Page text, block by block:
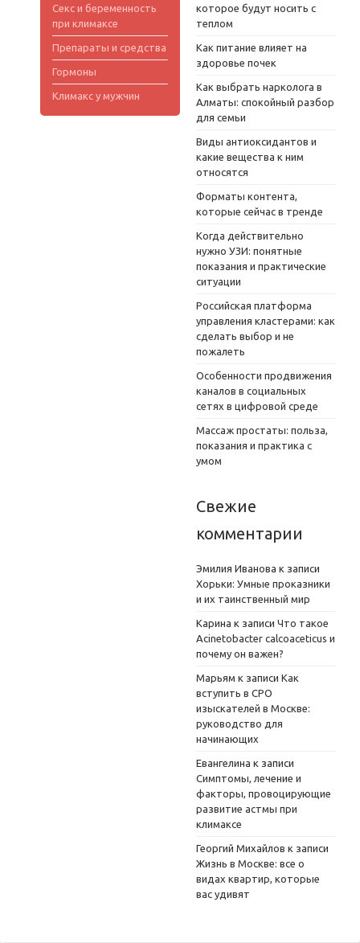
Секс и беременность
при климаксе
Препараты и средства
Гормоны
Климакс у мужчин
которое будут носить с
теплом
Как питание влияет на
здоровье почек
Как выбрать нарколога в
Алматы: спокойный разбор
для семьи
Виды антиоксидантов и
какие вещества к ним
относятся
Форматы контента,
которые сейчас в тренде
Когда действительно
нужно УЗИ: понятные
показания и практические
ситуации
Российская платформа
управления кластерами: как
сделать выбор и не
пожалеть
Особенности продвижения
каналов в социальных
сетях в цифровой среде
Массаж простаты: польза,
показания и практика с
умом
Свежие
комментарии
Эмилия Иванова к записи
Хорьки: Умные проказники
и их таинственный мир
Карина к записи Что такое
Acinetobacter calcoaceticus и
почему он важен?
Марьям к записи Как
вступить в СРО
изыскателей в Москве:
руководство для
начинающих
Евангелина к записи
Симптомы, лечение и
факторы, провоцирующие
развитие астмы при
климаксе
Георгий Михайлов к записи
Жизнь в Москве: все о
видах квартир, которые
вас удивят